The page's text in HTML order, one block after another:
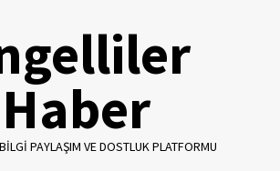
Haber
PAYLAŞIM VE DOSTLUK PLATFORMU